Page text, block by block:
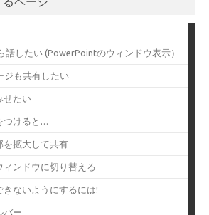
話したい (PowerPointのウィンドウ表示）
ジも共有したい
せたい
つけると…
を拡大して共有
ンドウに切り替える
ないようにするには!
バー